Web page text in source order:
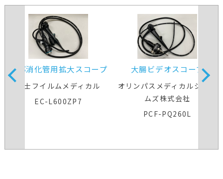
下部消化管用拡大スコープ
富士フイルムメディカル
EC-L600ZP7
大腸ビデオスコープ
オリンパスメディカルシステ
ムズ株式会社
PCF-PQ260L